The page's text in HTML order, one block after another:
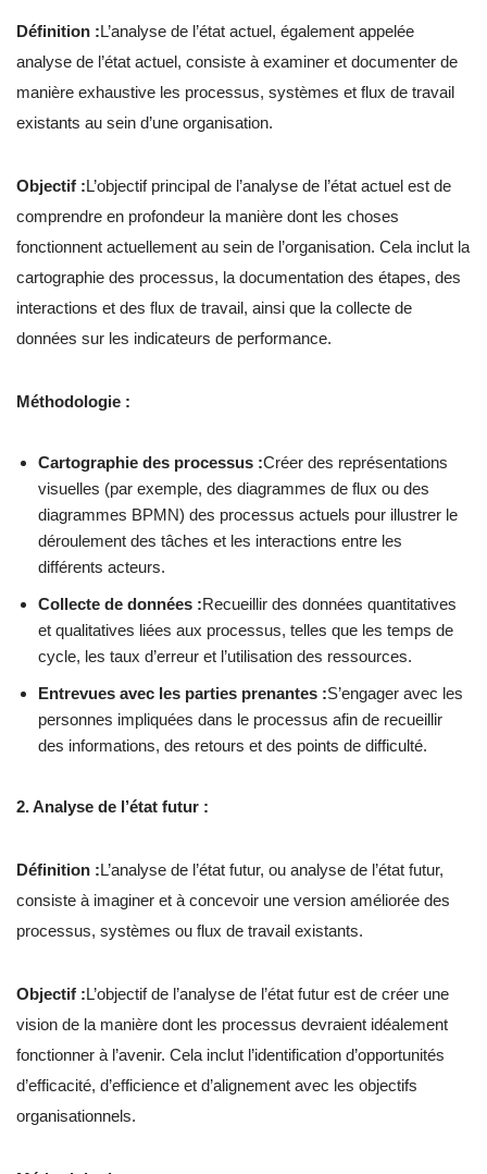
Définition :L’analyse de l’état actuel, également appelée
analyse de l’état actuel, consiste à examiner et documenter de
manière exhaustive les processus, systèmes et flux de travail
existants au sein d’une organisation.
Objectif :L’objectif principal de l’analyse de l’état actuel est de
comprendre en profondeur la manière dont les choses
fonctionnent actuellement au sein de l’organisation. Cela inclut la
cartographie des processus, la documentation des étapes, des
interactions et des flux de travail, ainsi que la collecte de
données sur les indicateurs de performance.
Méthodologie :
Cartographie des processus :Créer des représentations
visuelles (par exemple, des diagrammes de flux ou des
diagrammes BPMN) des processus actuels pour illustrer le
déroulement des tâches et les interactions entre les
différents acteurs.
Collecte de données :Recueillir des données quantitatives
et qualitatives liées aux processus, telles que les temps de
cycle, les taux d’erreur et l’utilisation des ressources.
Entrevues avec les parties prenantes :S’engager avec les
personnes impliquées dans le processus afin de recueillir
des informations, des retours et des points de difficulté.
2. Analyse de l’état futur :
Définition :L’analyse de l’état futur, ou analyse de l’état futur,
consiste à imaginer et à concevoir une version améliorée des
processus, systèmes ou flux de travail existants.
Objectif :L’objectif de l’analyse de l’état futur est de créer une
vision de la manière dont les processus devraient idéalement
fonctionner à l’avenir. Cela inclut l’identification d’opportunités
d’efficacité, d’efficience et d’alignement avec les objectifs
organisationnels.